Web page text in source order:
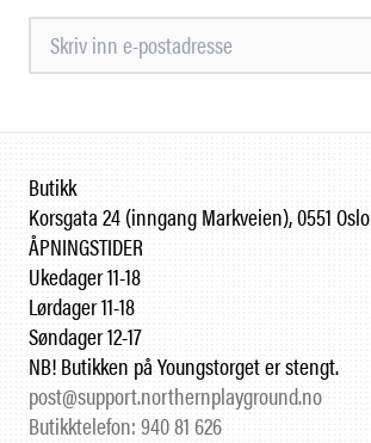
Butikk
Korsgata 24 (inngang Markveien), 0551 Oslo
ÅPNINGSTIDER
Ukedager 11-18
Lørdager 11-18
Søndager 12-17
NB! Butikken på Youngstorget er stengt.
post@support.northernplayground.no
Butikktelefon: 940 81 626